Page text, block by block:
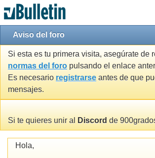
Aviso del foro
Si esta es tu primera visita, asegúrate de
normas del foro pulsando el enlace
Es necesario registrarse antes de que
mensajes.
Si te quieres unir al Discord de
Hola,